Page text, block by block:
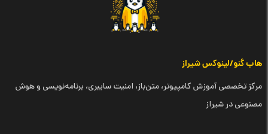
هاب گنو/لینوکس شیراز
مرکز تخصصی آموزش کامپیوتر، متن‌باز، امنیت سایبری، برنامه‌نویسی و هوش
مصنوعی در شیراز